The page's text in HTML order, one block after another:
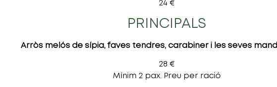
24 €
PRINCIPALS
Arròs melós de sípia, faves tendres, carabiner i les seves
28 €
Mínim 2 pax. Preu per ració